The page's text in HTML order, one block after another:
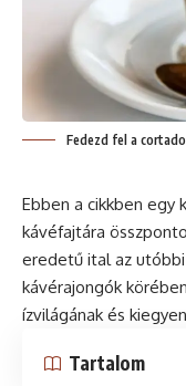
Fedezd fel a
Ebben a cikkben egy
kávéfajtára
eredetű ital az
kávérajongók
ízvilágának és
Tartalom